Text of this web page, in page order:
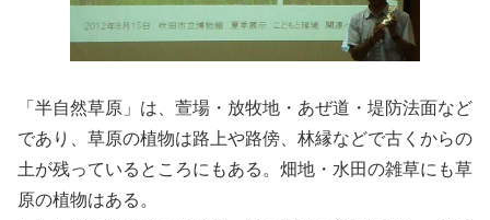
「半自然草原」は、萱場・放牧地・あぜ道・堤防法面など
であり、草原の植物は路上や路傍、林縁などで古くからの
土が残っているところにもある。畑地・水田の雑草にも草
原の植物はある。